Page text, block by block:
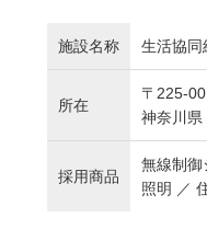
施設名称 生活協同
所在
〒225-
神奈川県
採用商品
無線制御
照明 ／